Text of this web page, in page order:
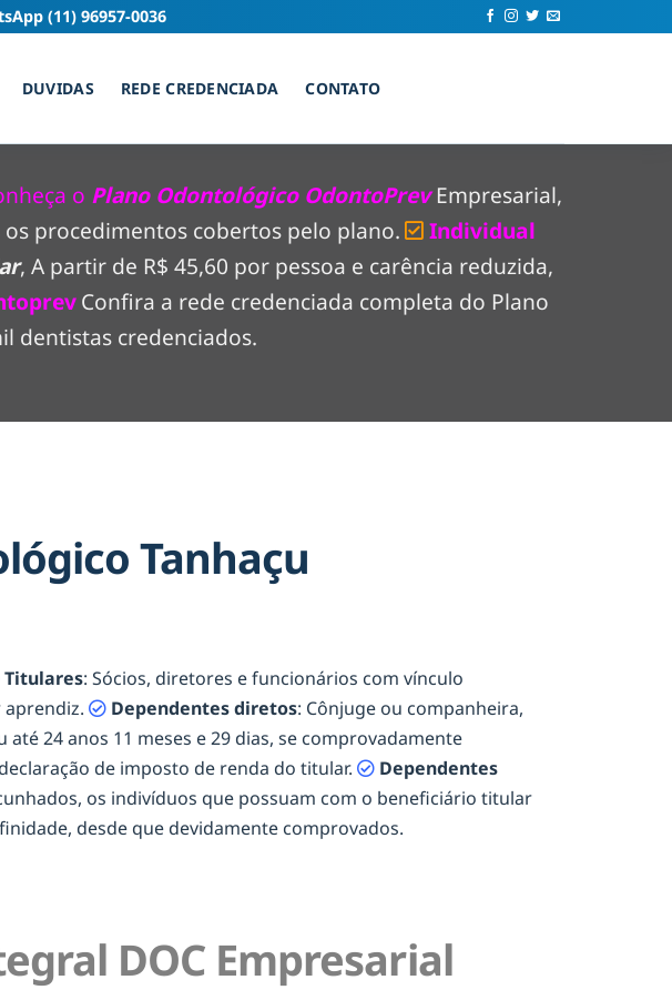
(11) 96957-0036
DUVIDAS REDE CREDENCIADA CONTATO
o Plano Odontológico OdontoPrev Empresarial,
procedimentos cobertos pelo plano.
Individual
, A partir de R$ 45,60 por pessoa e carência reduzida,
Confira a rede credenciada completa do Plano
dentistas credenciados.
Tanhaçu
Titulares: Sócios, diretores e funcionários com vínculo
Dependentes diretos: Cônjuge ou companheira,
24 anos 11 meses e 29 dias, se comprovadamente
de imposto de renda do titular.
Dependentes
os indivíduos que possuam com o beneficiário titular
desde que devidamente comprovados.
DOC Empresarial